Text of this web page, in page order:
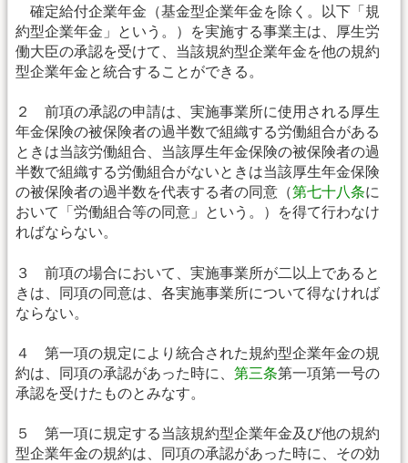
確定給付企業年金（基金型企業年金を除く。以下「規
約型企業年金」という。）を実施する事業主は、厚生労
働大臣の承認を受けて、当該規約型企業年金を他の規約
型企業年金と統合することができる。
２ 前項の承認の申請は、実施事業所に使用される厚生
年金保険の被保険者の過半数で組織する労働組合がある
ときは当該労働組合、当該厚生年金保険の被保険者の過
半数で組織する労働組合がないときは当該厚生年金保険
の被保険者の過半数を代表する者の同意（第七十八条に
おいて「労働組合等の同意」という。）を得て行わなけ
ればならない。
３ 前項の場合において、実施事業所が二以上であると
きは、同項の同意は、各実施事業所について得なければ
ならない。
４ 第一項の規定により統合された規約型企業年金の規
約は、同項の承認があった時に、 第三条第一項第一号の
承認を受けたものとみなす。
５ 第一項に規定する当該規約型企業年金及び他の規約
型企業年金の規約は、同項の承認があった時に、その効